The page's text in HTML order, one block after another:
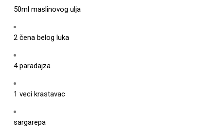
50ml maslinovog ulja
2 čena belog luka
4 paradajza
1 veci krastavac
sargarepa